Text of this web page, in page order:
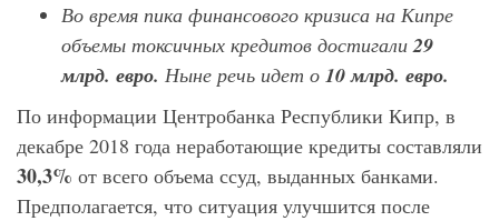
Во время пика финансового кризиса на Кипре
объемы токсичных кредитов достигали29
млрд. евро. Ныне речь идет о 10 млрд. евро.
По информации Центробанка Республики Кипр, в
декабре 2018 года неработающие кредиты составляли
30,3% от всего объема ссуд, выданных банками.
Предполагается, что ситуация улучшится после